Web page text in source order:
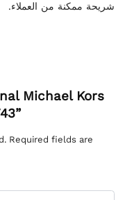
شريحة ممكنة من العملاء.
Michael Kors
Required fields are